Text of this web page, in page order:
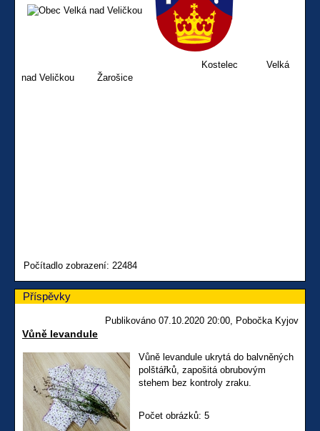
Kostelec Velká
nad Veličkou Žarošice
Počítadlo zobrazení: 22484
Příspěvky
Publikováno 07.10.2020 20:00, Pobočka Kyjov
Vůně levandule
Vůně levandule ukrytá do balvněných
polštářků, zapošitá obrubovým
stehem bez kontroly zraku.
Počet obrázků: 5